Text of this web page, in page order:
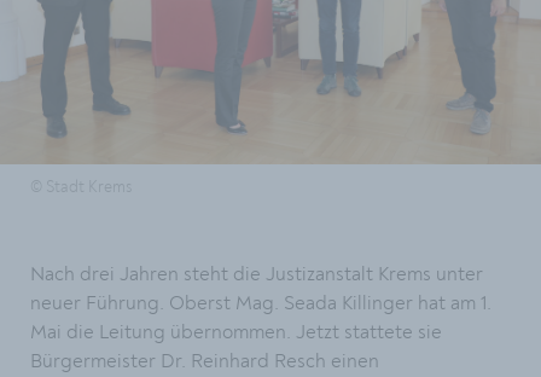
Nach drei Jahren steht die Justizanstalt Krems unter
neuer Führung. Oberst Mag. Seada Killinger hat am 1.
Mai die Leitung übernommen. Jetzt stattete sie
Bürgermeister Dr. Reinhard Resch einen